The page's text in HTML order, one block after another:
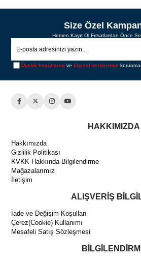
Size Özel
Hemen Kayıt Ol Fırsatlardan Önce
Üyelik koşullarını vekişisel verilerimin
HAKKIMIZDA
Hakkımızda
Gizlilik Politikası
KVKK Hakkında Bilgilendirme
Mağazalarımız
İletişim
ALIŞVERİŞ
İade ve Değişim Koşulları
Çerez(Cookie) Kullanımı
Mesafeli Satış Sözleşmesi